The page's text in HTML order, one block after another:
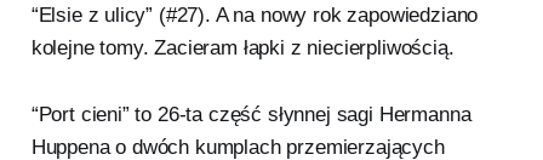
“Elsie z ulicy” (#27). A na nowy rok zapowiedziano
kolejne tomy. Zacieram łapki z niecierpliwością.
“Port cieni” to 26-ta część słynnej sagi Hermanna
Huppena o dwóch kumplach przemierzających